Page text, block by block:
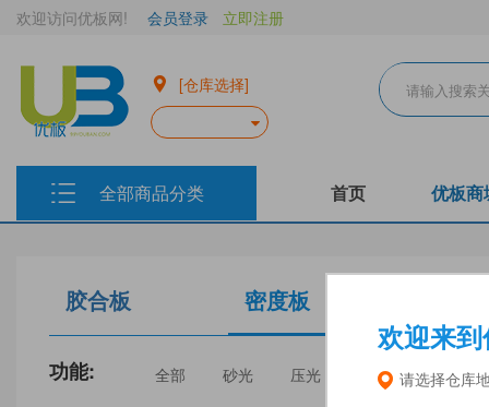
欢迎来到
请选择仓库
欢迎访问优板网! 会员登录 立即注册
[仓库选择]
全部商品分类 首页 优板商
胶合板 密度板
功能: 全部 砂光 压光 家具 门板